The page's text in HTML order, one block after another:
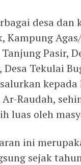
desa dan
Kampung
Pasir,
Tekulai
kepada
Raudah,
luas oleh
ini
sejak